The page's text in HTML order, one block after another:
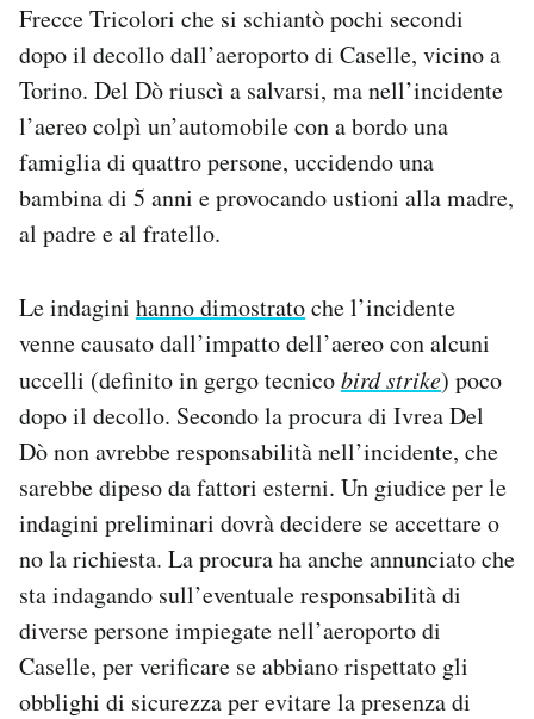
Newsletter
Notifiche mobile
Regala il Post
Hai bisogno di aiuto?
Esci
Frecce Tricolori che si schiantò pochi secondi
dopo il decollo dall’aeroporto di Caselle, vicino a
Torino. Del Dò riuscì a salvarsi, ma nell’incidente
l’aereo colpì un’automobile con a bordo una
famiglia di quattro persone, uccidendo una
bambina di 5 anni e provocando ustioni alla madre,
al padre e al fratello.
Le indagini hanno dimostratoche l’incidente
venne causato dall’impatto dell’aereo con alcuni
uccelli (definito in gergo tecnicobird strike) poco
dopo il decollo. Secondo la procura di Ivrea Del
Dò non avrebbe responsabilità nell’incidente, che
sarebbe dipeso da fattori esterni. Un giudice per le
indagini preliminari dovrà decidere se accettare o
no la richiesta. La procura ha anche annunciato che
sta indagando sull’eventuale responsabilità di
diverse persone impiegate nell’aeroporto di
Caselle, per verificare se abbiano rispettato gli
obblighi di sicurezza per evitare la presenza di